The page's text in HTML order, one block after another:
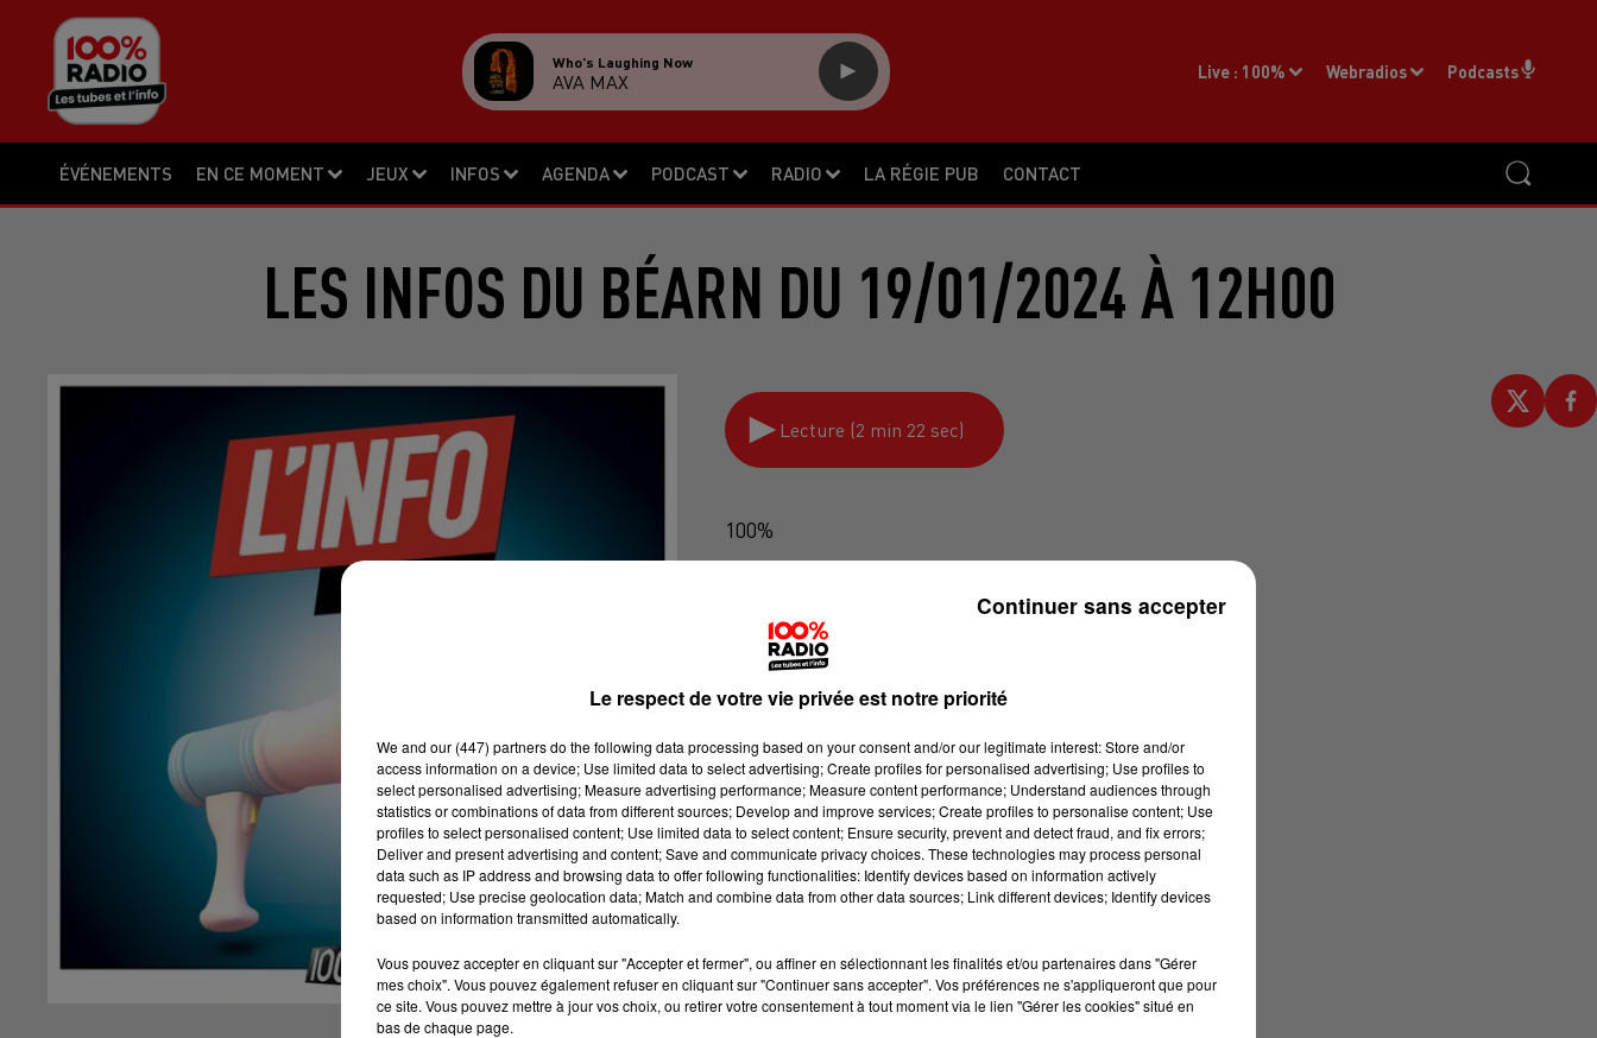
ÉVÉNEMENTS EN CE MOMENT JEUX INFOS AGENDA PODCAST RADIO LA RÉGIE PUB CONTACT
Live : 100% Webradios Podcasts
Who's Laughing Now
AVA MAX
LES INFOS DU BÉARN DU 19/01/2024 À 12H00
Lecture (2 min 22 sec)
100%
Le respect de votre vie privée est notre priorité
We and our (447) partnersdo the following data processing based on your consent and/or our legitimate interest: Store and/or
access information on a device; Use limited data to select advertising; Create profiles for personalised advertising; Use profiles to
select personalised advertising; Measure advertising performance; Measure content performance; Understand audiences through
statistics or combinations of data from different sources; Develop and improve services; Create profiles to personalise content; Use
profiles to select personalised content; Use limited data to select content; Ensure security, prevent and detect fraud, and fix errors;
Deliver and present advertising and content; Save and communicate privacy choices. These technologies may process personal
data such as IP address and browsing data to offer following functionalities: Identify devices based on information actively
requested; Use precise geolocation data; Match and combine data from other data sources; Link different devices; Identify devices
based on information transmitted automatically.
Vous pouvez accepter en cliquant sur "Accepter et fermer", ou affiner en sélectionnant les finalités et/ou partenaires dans "Gérer
mes choix". Vous pouvez également refuser en cliquant sur "Continuer sans accepter". Vos préférences ne s'appliqueront que pour
ce site. Vous pouvez mettre à jour vos choix, ou retirer votre consentement à tout moment via le lien "Gérer les cookies" situé en
bas de chaque page.
Continuer sans accepter